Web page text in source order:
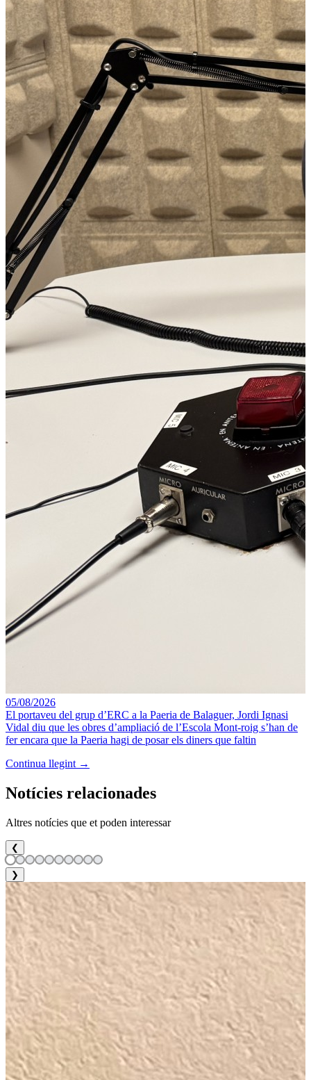
05/08/2026
El portaveu del grup d’ERC a la Paeria de Balaguer, Jordi Ignasi
Vidal diu que les obres d’ampliació de l’Escola Mont-roig s’han de
fer encara que la Paeria hagi de posar els diners que faltin
Continua llegint →
Notícies relacionades
Altres notícies que et poden interessar
❮
❯